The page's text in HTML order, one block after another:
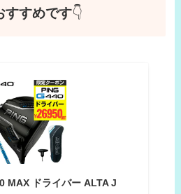
すすめです👇
MAX ドライバー ALTA J